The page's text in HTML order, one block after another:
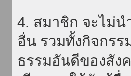
4. สมาชิก จะไม่น
อื่น รวมทั้งกิจกร
ธรรมอันดีของสัง